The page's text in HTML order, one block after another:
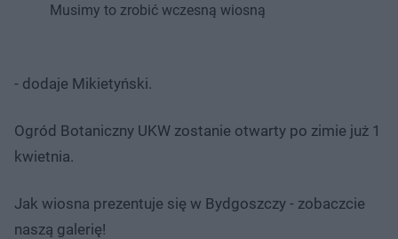
Musimy to zrobić wczesną wiosną
- dodaje Mikietyński.
Ogród Botaniczny UKW zostanie otwarty po zimie już 1
kwietnia.
Jak wiosna prezentuje się w Bydgoszczy - zobaczcie
naszą galerię!